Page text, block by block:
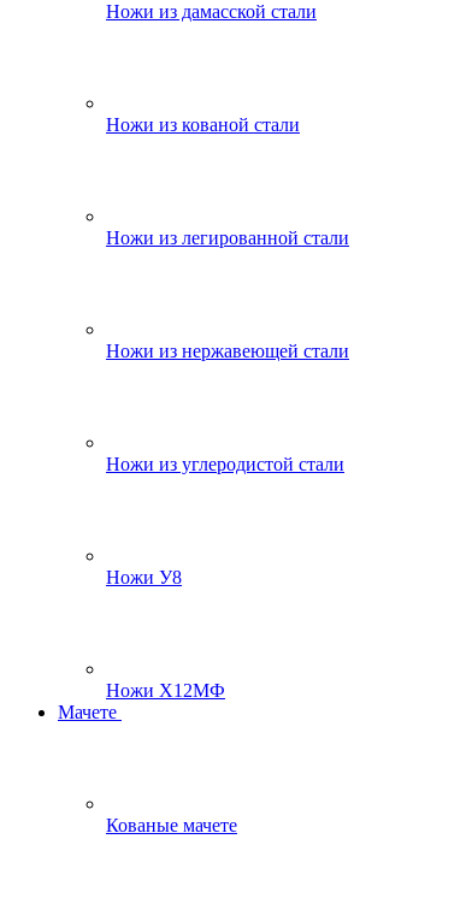
Ножи из дамасской стали
Ножи из кованой стали
Ножи из легированной стали
Ножи из нержавеющей стали
Ножи из углеродистой стали
Ножи У8
Ножи Х12МФ
Мачете
Кованые мачете